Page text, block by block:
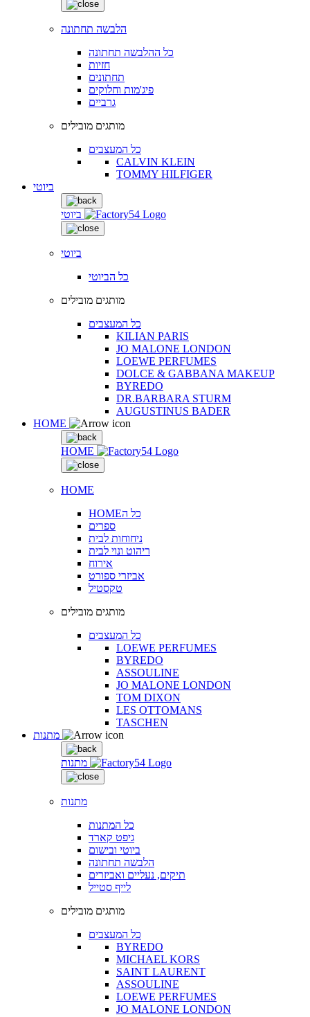
הלבשה תחתונה
כל ההלבשה תחתונה
חזיות
תחתונים
פיג'מות וחלוקים
גרביים
מותגים מובילים
כל המעצבים
CALVIN KLEIN
TOMMY HILFIGER
ביוטי
ביוטי
ביוטי
כל הביוטי
מותגים מובילים
כל המעצבים
KILIAN PARIS
JO MALONE LONDON
LOEWE PERFUMES
DOLCE & GABBANA MAKEUP
BYREDO
DR.BARBARA STURM
AUGUSTINUS BADER
HOME
HOME
HOME
HOMEכל ה
ספרים
ניחוחות לבית
ריהוט ונוי לבית
אירוח
אביזרי ספורט
טקסטיל
מותגים מובילים
כל המעצבים
LOEWE PERFUMES
BYREDO
ASSOULINE
JO MALONE LONDON
TOM DIXON
LES OTTOMANS
TASCHEN
מתנות
מתנות
כל המתנות
גיפט קארד
ביוטי ובישום
הלבשה תחתונה
תיקים, נעליים ואביזרים
לייף סטייל
מותגים מובילים
כל המעצבים
BYREDO
MICHAEL KORS
SAINT LAURENT
ASSOULINE
LOEWE PERFUMES
JO MALONE LONDON